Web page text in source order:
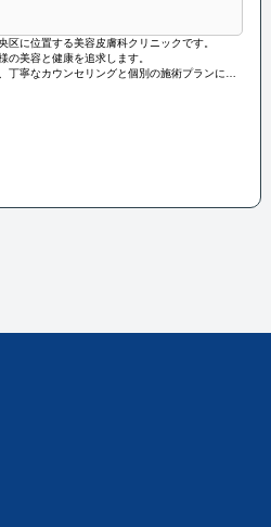
区に位置する美容皮膚科クリニックです。
の美容と健康を追求します。
寧なカウンセリングと個別の施術プランによ
患者の満足度を追求するクリニックです。